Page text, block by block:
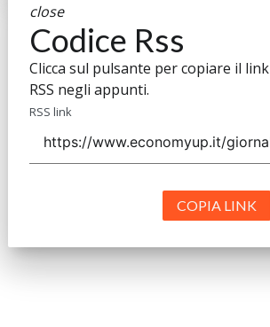
close
Codice Rss
Clicca sul pulsante per copiare il link
RSS negli appunti.
RSS link
COPIA LINK